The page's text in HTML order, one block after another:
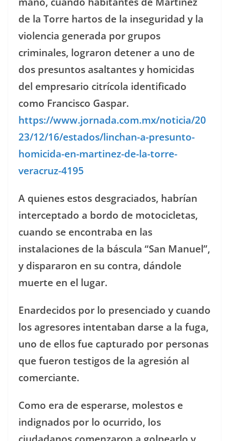
de la Torre hartos de la inseguridad y la
violencia generada por grupos
criminales, lograron detener a uno de
dos presuntos asaltantes y homicidas
del empresario citrícola identificado
como Francisco Gaspar.
https://www.jornada.com.mx/noticia/20
23/12/16/estados/linchan-a-presunto-
homicida-en-martinez-de-la-torre-
veracruz-4195
A quienes estos desgraciados, habrían
interceptado a bordo de motocicletas,
cuando se encontraba en las
instalaciones de la báscula “San Manuel”,
y dispararon en su contra, dándole
muerte en el lugar.
Enardecidos por lo presenciado y cuando
los agresores intentaban darse a la fuga,
uno de ellos fue capturado por personas
que fueron testigos de la agresión al
comerciante.
Como era de esperarse, molestos e
indignados por lo ocurrido, los
ciudadanos comenzaron a golpearlo y